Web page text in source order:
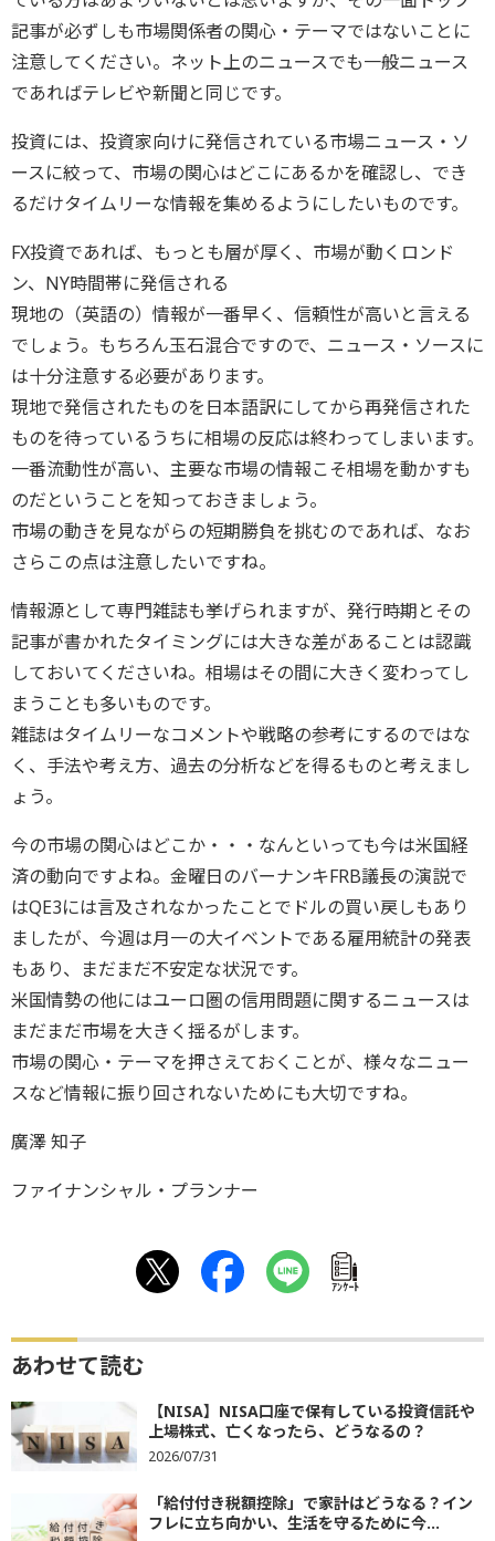
記事が必ずしも市場関係者の関心・テーマではないことに
注意してください。ネット上のニュースでも一般ニュース
であればテレビや新聞と同じです。
投資には、投資家向けに発信されている市場ニュース・ソ
ースに絞って、市場の関心はどこにあるかを確認し、でき
るだけタイムリーな情報を集めるようにしたいものです。
FX投資であれば、もっとも層が厚く、市場が動くロンド
ン、NY時間帯に発信される
現地の（英語の）情報が一番早く、信頼性が高いと言える
でしょう。もちろん玉石混合ですので、ニュース・ソースに
は十分注意する必要があります。
現地で発信されたものを日本語訳にしてから再発信された
ものを待っているうちに相場の反応は終わってしまいます。
一番流動性が高い、主要な市場の情報こそ相場を動かすも
のだということを知っておきましょう。
市場の動きを見ながらの短期勝負を挑むのであれば、なお
さらこの点は注意したいですね。
情報源として専門雑誌も挙げられますが、発行時期とその
記事が書かれたタイミングには大きな差があることは認識
しておいてくださいね。相場はその間に大きく変わってし
まうことも多いものです。
雑誌はタイムリーなコメントや戦略の参考にするのではな
く、手法や考え方、過去の分析などを得るものと考えまし
ょう。
今の市場の関心はどこか・・・なんといっても今は米国経
済の動向ですよね。金曜日のバーナンキFRB議長の演説で
はQE3には言及されなかったことでドルの買い戻しもあり
ましたが、今週は月一の大イベントである雇用統計の発表
もあり、まだまだ不安定な状況です。
米国情勢の他にはユーロ圏の信用問題に関するニュースは
まだまだ市場を大きく揺るがします。
市場の関心・テーマを押さえておくことが、様々なニュー
スなど情報に振り回されないためにも大切ですね。
廣澤 知子
ファイナンシャル・プランナー
ｱﾝｹｰﾄ
あわせて読む
【NISA】NISA口座で保有している投資信託や
上場株式、亡くなったら、どうなるの？
2026/07/31
「給付付き税額控除」で家計はどうなる？イン
フレに立ち向かい、生活を守るために今...